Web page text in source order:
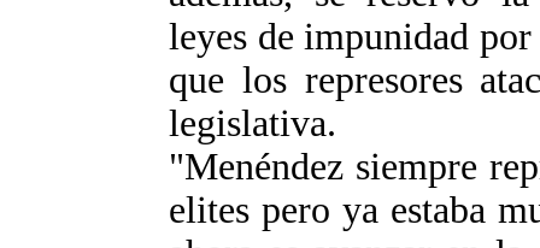
leyes de impunidad
que los represores
legislativa.
"Menéndez siempre
elites pero ya estaba